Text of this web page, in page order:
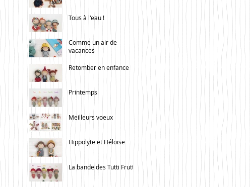
Tous à l'eau !
Comme un air de
vacances
Retomber en enfance
Printemps
Meilleurs voeux
Hippolyte et Héloïse
La bande des Tutti Frutti